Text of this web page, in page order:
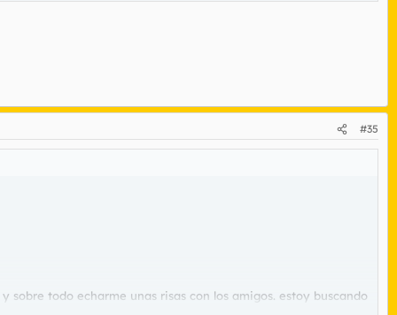
#35
todo echarme unas risas con los amigos. estoy buscando
beso